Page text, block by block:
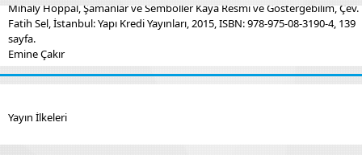
Mihaly Hoppal, Şamanlar ve Semboller Kaya Resmi ve Göstergebilim, Çev.
Fatih Sel, İstanbul: Yapı Kredi Yayınları, 2015, ISBN: 978-975-08-3190-4, 139
sayfa.
Emine Çakır
Yayın İlkeleri